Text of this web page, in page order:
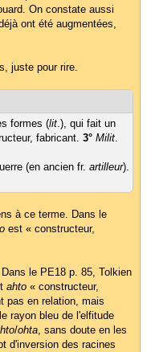
On constate aussi
ont été augmentées,
juste pour rire.
formes (lit.), qui fait un
fabricant. 3° Milit.
(en ancien fr. artilleur).
à ce terme. Dans le
est « constructeur,
le PE18 p. 85, Tolkien
ahto « constructeur,
pas en relation, mais
rayon bleu de l'elfitude
/ohta, sans doute en les
d'inversion des racines